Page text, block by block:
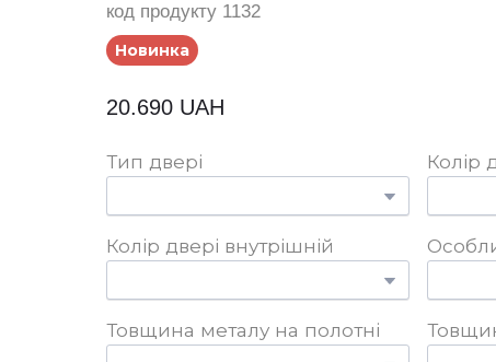
код продукту 1132
Новинка
20.690 UAH
Тип двері Колір
Колір двері внутрішній
Товщина металу на полотні